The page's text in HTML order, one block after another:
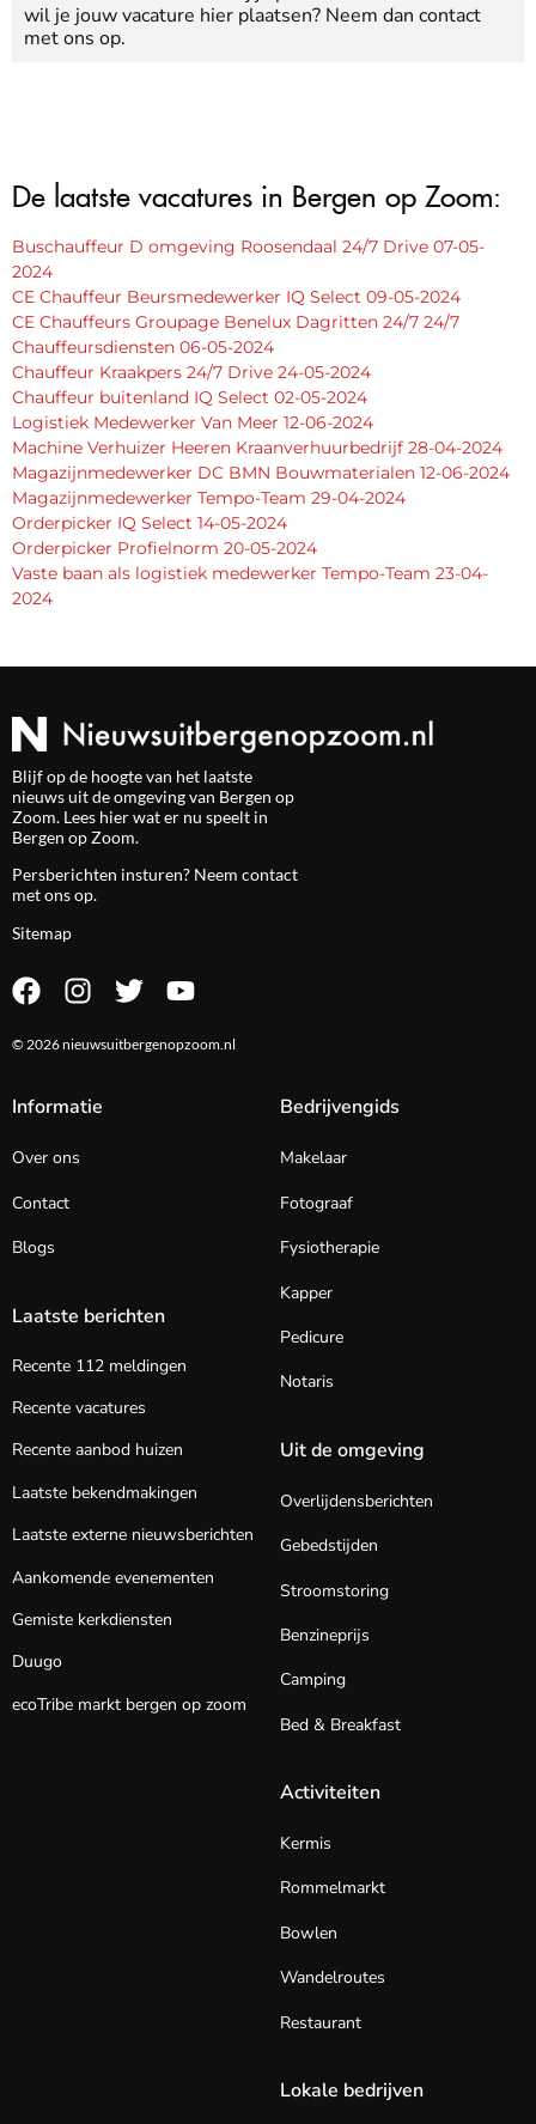
wil je jouw vacature hier plaatsen? Neem dan contact
met ons op.
De laatste vacatures in Bergen op Zoom:
Buschauffeur D omgeving Roosendaal 24/7 Drive 07-05-
2024
CE Chauffeur Beursmedewerker IQ Select 09-05-2024
CE Chauffeurs Groupage Benelux Dagritten 24/7 24/7
Chauffeursdiensten 06-05-2024
Chauffeur Kraakpers 24/7 Drive 24-05-2024
Chauffeur buitenland IQ Select 02-05-2024
Logistiek Medewerker Van Meer 12-06-2024
Machine Verhuizer Heeren Kraanverhuurbedrijf 28-04-2024
Magazijnmedewerker DC BMN Bouwmaterialen 12-06-2024
Magazijnmedewerker Tempo-Team 29-04-2024
Orderpicker IQ Select 14-05-2024
Orderpicker Profielnorm 20-05-2024
Vaste baan als logistiek medewerker Tempo-Team 23-04-
2024
Blijf op de hoogte van het laatste
nieuws uit de omgeving van Bergen op
Zoom. Lees hier wat er nu speelt in
Bergen op Zoom.
Persberichten insturen? Neem contact
met ons op.
Sitemap
© 2026 nieuwsuitbergenopzoom.nl
Informatie
Over ons
Contact
Blogs
Laatste berichten
Recente 112 meldingen
Recente vacatures
Recente aanbod huizen
Laatste bekendmakingen
Laatste externe nieuwsberichten
Aankomende evenementen
Gemiste kerkdiensten
Duugo
ecoTribe markt bergen op zoom
Bedrijvengids
Makelaar
Fotograaf
Fysiotherapie
Kapper
Pedicure
Notaris
Uit de omgeving
Overlijdensberichten
Gebedstijden
Stroomstoring
Benzineprijs
Camping
Bed & Breakfast
Activiteiten
Kermis
Rommelmarkt
Bowlen
Wandelroutes
Restaurant
Lokale bedrijven